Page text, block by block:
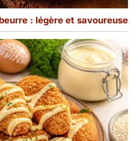
: légère et savoureuse